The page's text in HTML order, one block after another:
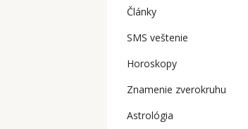
Články
SMS veštenie
Horoskopy
Znamenie zverokruhu
Astrológia